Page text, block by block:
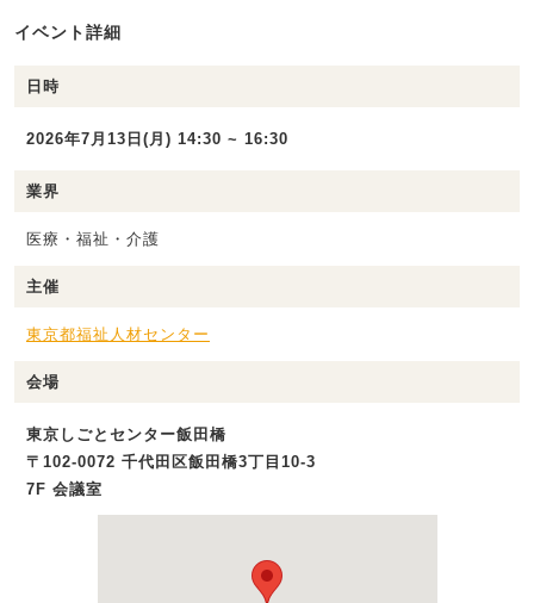
イベント詳細
日時
2026年7月13日(月) 14:30 ~ 16:30
業界
医療・福祉・介護
主催
東京都福祉人材センター
会場
東京しごとセンター飯田橋
〒102-0072 千代田区飯田橋3丁目10-3
7F 会議室